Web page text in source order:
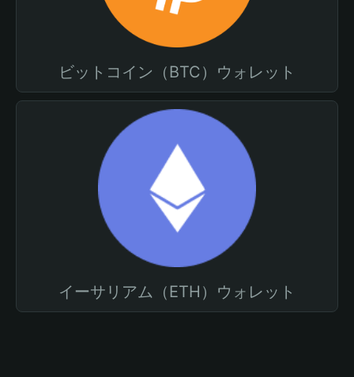
ビットコイン（BTC）ウォレット
イーサリアム（ETH）ウォレット